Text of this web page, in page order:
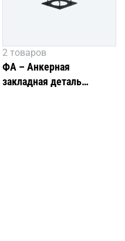
2 товаров
ФА – Анкерная
закладная деталь